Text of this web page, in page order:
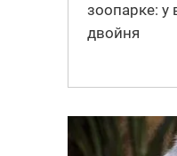
зоопарке: у
двойня